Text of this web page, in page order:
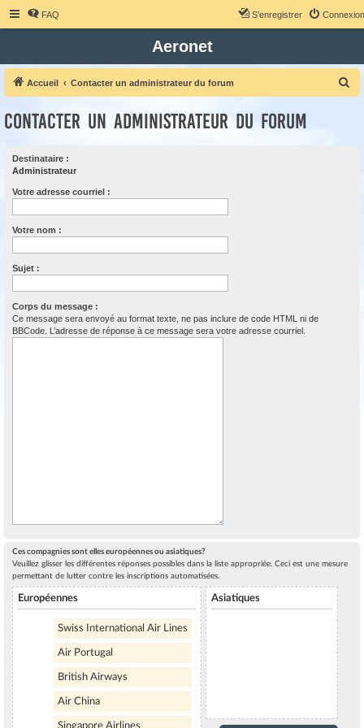
FAQ Connexion
S’enregistrer
Aeronet
Accueil Contacter un administrateur du forum
Contacter un administrateur du forum
Destinataire :
Administrateur
Votre adresse courriel :
Votre nom :
Sujet :
Corps du message :
Ce message sera envoyé au format texte, ne pas inclure de code HTML ni de
BBCode. L’adresse de réponse à ce message sera votre adresse courriel.
Ces compagnies sont elles européennes ou asiatiques?
Veuillez glisser les différentes réponses possibles dans la liste appropriée. Ceci est une mesure
permettant de lutter contre les inscriptions automatisées.
Européennes
Swiss International Air Lines
Air Portugal
British Airways
Air China
Asiatiques